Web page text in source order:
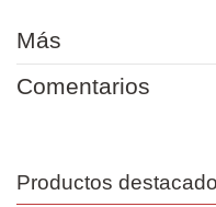
Más
Comentarios
Productos